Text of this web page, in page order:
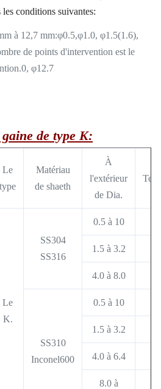
les conditions suivantes:
à 12,7 mm:φ0.5,φ1.0, φ1.5(1.6),
de points d'intervention est le
φ12.7
de type K:
Le
type
Matériau
de shaeth
À
l'extérieur
de Dia.
Le
K.
SS304
SS316
0.5 à 10
1.5 à 3.2
4.0 à 8.0
SS310
Inconel600
0.5 à 10
1.5 à 3.2
4.0 à 6.4
8.0 à